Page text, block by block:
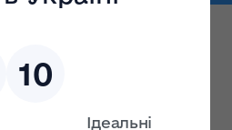
05 грудня 2023,